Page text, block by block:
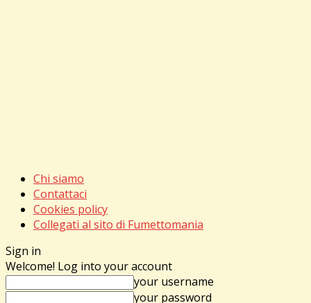
Chi siamo
Contattaci
Cookies policy
Collegati al sito di Fumettomania
Sign in
Welcome! Log into your account
your username
your password